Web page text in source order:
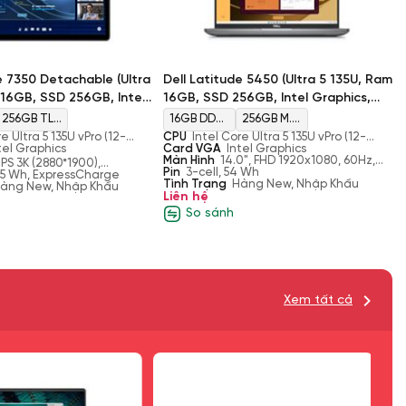
7350 Detachable (Ultra
SSD 256GB, Intel
13" 3K)
256GB TLC
PCIe
Gen4 M.2
SSD
Ultra 5 135U vPro (12-
12MB Cache, up to
Graphics
IPS 3K (2880*1900),
Anti-Reflect, Anti-
Gorilla Glass Victus,
Pen Support, 500 nits
Wh, ExpressCharge
New, Nhập Khẩu
Dell Latitude 5450 (Ultra 5 135U, Ram
16GB, SSD 256GB, Intel Graphics,
Màn 14.0" FHD)
16GB DDR5
5600MHz
256GB M.2
2230 TLC
Gen 4
PCIe
CPU
Intel Core Ultra 5 135U vPro (12-
Core, 14-Thread, 12MB Cache, up to
4.4GHz Max Turbo)
Card VGA
Intel Graphics
Màn Hình
14.0", FHD 1920x1080, 60Hz,
IPS, Non-Touch, AG, 250 nit
Pin 3-cell, 54 Wh
Tình Trạng
Hàng New, Nhập Khẩu
Liên hệ
So sánh
Xem tất cả